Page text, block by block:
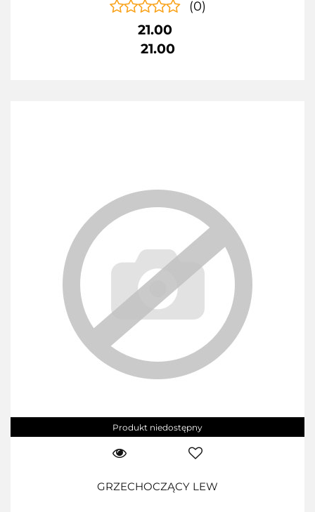
(0)
21.00
21.00
Produkt niedostępny
GRZECHOCZĄCY LEW